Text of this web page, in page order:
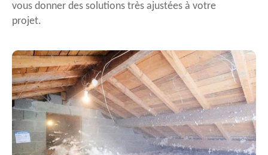
vous donner des solutions très ajustées à votre
projet.